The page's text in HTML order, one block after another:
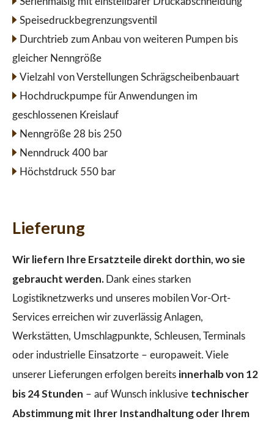
Speisedruckbegrenzungsventil
Durchtrieb zum Anbau von weiteren Pumpen bis
gleicher Nenngröße
Vielzahl von Verstellungen Schrägscheibenbauart
Hochdruckpumpe für Anwendungen im
geschlossenen Kreislauf
Nenngröße 28 bis 250
Nenndruck 400 bar
Höchstdruck 550 bar
Lieferung
Wir liefern Ihre Ersatzteile direkt dorthin, wo sie
gebraucht werden. Dank eines starken
Logistiknetzwerks und unseres mobilen Vor-Ort-
Services erreichen wir zuverlässig Anlagen,
Werkstätten, Umschlagpunkte, Schleusen, Terminals
oder industrielle Einsatzorte – europaweit. Viele
unserer Lieferungen erfolgen bereits innerhalb von 12
bis 24 Stunden – auf Wunsch inklusive technischer
Abstimmung mit Ihrer Instandhaltung oder Ihrem